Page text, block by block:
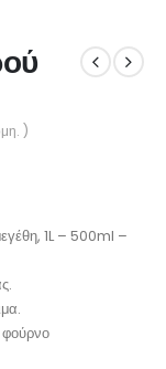
)
1L – 500ml –
φούρνο